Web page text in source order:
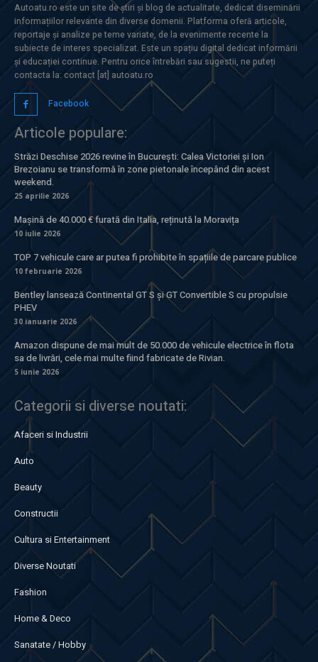
Autoatu.ro este un site de știri și blog de actualitate, dedicat diseminării
informațiilor relevante din diverse domenii. Platforma oferă articole,
reportaje și analize pe teme variate, de la evenimente recente la
subiecte de interes specializat. Este un spațiu digital dedicat informării
și educației continue. Pentru orice întrebări sau sugestii, ne puteți
contacta la: contact [at] autoatu.ro
Facebook
Articole populare:
Străzi Deschise 2026 revine în București: Calea Victoriei și Ion
Brezoianu se transformă în zone pietonale începând din acest
weekend.
25 aprilie 2026
Mașină de 40.000 € furată din Italia, reținută la Moravița
10 iulie 2026
TOP 7 vehicule care ar putea fi prohibite în spațiile de parcare publice
10 februarie 2026
Bentley lansează Continental GT S și GT Convertible S cu propulsie
PHEV
30 ianuarie 2026
Amazon dispune de mai mult de 50.000 de vehicule electrice în flota
sa de livrări, cele mai multe fiind fabricate de Rivian.
5 iunie 2026
Categorii si diverse noutati:
Afaceri si Industrii
Auto
Beauty
Constructii
Cultura si Entertainment
Diverse Noutati
Fashion
Home & Deco
Sanatate / Hobby